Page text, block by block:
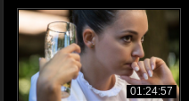
01:24:57